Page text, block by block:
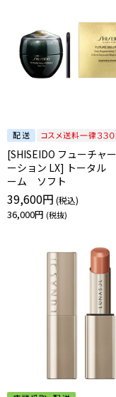
[SHISEIDO フューチャ
ーション LX] トータル
ーム ソフト
39,600円
36,000円